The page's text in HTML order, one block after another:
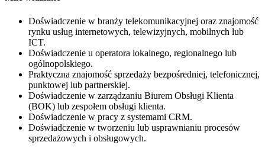
Doświadczenie w branży telekomunikacyjnej oraz znajomość
rynku usług internetowych, telewizyjnych, mobilnych lub
ICT.
Doświadczenie u operatora lokalnego, regionalnego lub
ogólnopolskiego.
Praktyczna znajomość sprzedaży bezpośredniej, telefonicznej,
punktowej lub partnerskiej.
Doświadczenie w zarządzaniu Biurem Obsługi Klienta
(BOK) lub zespołem obsługi klienta.
Doświadczenie w pracy z systemami CRM.
Doświadczenie w tworzeniu lub usprawnianiu procesów
sprzedażowych i obsługowych.